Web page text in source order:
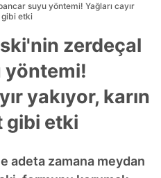
suyu yöntemi! Yağları cayır
gibi etki
zerdeçal
yöntemi!
yakıyor, karın
gibi etki
adeta zamana meydan